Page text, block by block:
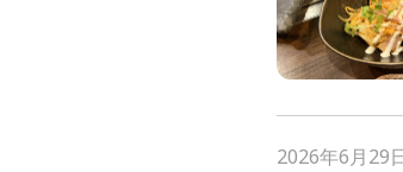
2026年6月29